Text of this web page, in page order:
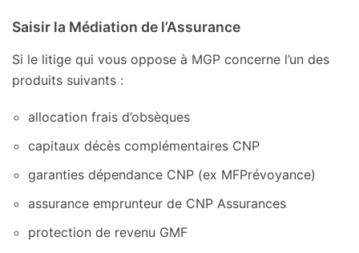
Saisir la Médiation de l’Assurance
Si le litige qui vous oppose à MGP concerne l’un des
produits suivants :
allocation frais d’obsèques
capitaux décès complémentaires CNP
garanties dépendance CNP (ex MFPrévoyance)
assurance emprunteur de CNP Assurances
protection de revenu GMF